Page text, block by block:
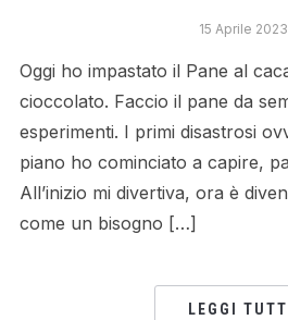
15 Aprile 2023
Oggi ho impastato il Pane al
cioccolato. Faccio il pane da
esperimenti. I primi disastrosi
piano ho cominciato a capire,
All’inizio mi divertiva, ora è
come un bisogno […]
LEGGI